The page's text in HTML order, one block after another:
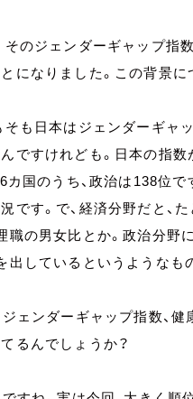
そのジェンダーギャップ指
になりました。この背景に
そも日本はジェンダーギャ
ですけれども。日本の指
カ国のうち、政治は138位
です。で、経済分野だと、
職の男女比とか。政治分
出しているというようなも
ジェンダーギャップ指数、
るんでしょうか？